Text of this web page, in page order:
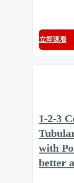
立即观看
1-2-3
with
better